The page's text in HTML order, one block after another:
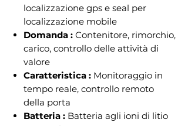
localizzazione gps e seal per
localizzazione mobile
Domanda : Contenitore, rimorchio,
carico, controllo delle attività di
valore
Caratteristica : Monitoraggio in
tempo reale, controllo remoto
della porta
Batteria : Batteria agli ioni di litio